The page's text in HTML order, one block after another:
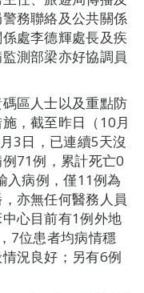
務聯絡及公共關係
處李德輝處長及疾
測部梁亦好協調員
區人士以及重點防
，截至昨日（10月
3日，已連續5天沒
71例，累計死亡0
入病例，僅11例為
亦無任何醫務人員
心目前有1例外地
7位患者均病情穩
況良好；另有6例